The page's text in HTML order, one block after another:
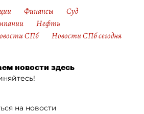
Финансы
Суд
Нефть
СПб Новости СПб сегодня
новости здесь
на новости